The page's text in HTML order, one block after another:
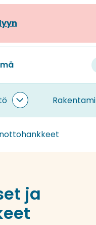
Alueidenkäyttö
alasivut
ja